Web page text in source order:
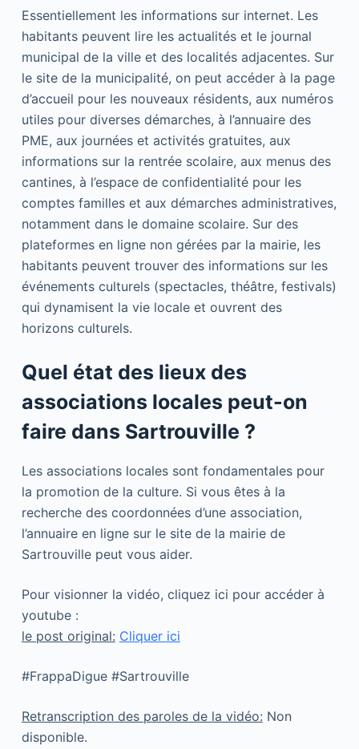
Essentiellement les informations sur internet. Les
habitants peuvent lire les actualités et le journal
municipal de la ville et des localités adjacentes. Sur
le site de la municipalité, on peut accéder à la page
d’accueil pour les nouveaux résidents, aux numéros
utiles pour diverses démarches, à l’annuaire des
PME, aux journées et activités gratuites, aux
informations sur la rentrée scolaire, aux menus des
cantines, à l’espace de confidentialité pour les
comptes familles et aux démarches administratives,
notamment dans le domaine scolaire. Sur des
plateformes en ligne non gérées par la mairie, les
habitants peuvent trouver des informations sur les
événements culturels (spectacles, théâtre, festivals)
qui dynamisent la vie locale et ouvrent des
horizons culturels.
Quel état des lieux des
associations locales peut-on
faire dans Sartrouville ?
Les associations locales sont fondamentales pour
la promotion de la culture. Si vous êtes à la
recherche des coordonnées d’une association,
l’annuaire en ligne sur le site de la mairie de
Sartrouville peut vous aider.
Pour visionner la vidéo, cliquez ici pour accéder à
youtube :
le post original: Cliquer ici
#FrappaDigue #Sartrouville
Retranscription des paroles de la vidéo: Non
disponible.